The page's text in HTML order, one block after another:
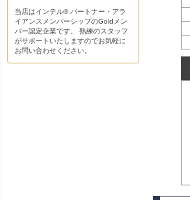
当店はインテル® パートナー・アラ
イアンスメンバーシップのGoldメン
バー認定企業です。 熟練のスタッフ
がサポートいたしますのでお気軽に
お問い合わせください。